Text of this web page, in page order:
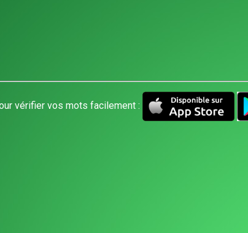
vérifier vos mots facilement :